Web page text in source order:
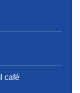
de
de la
janvier 2018,
mêmes
café